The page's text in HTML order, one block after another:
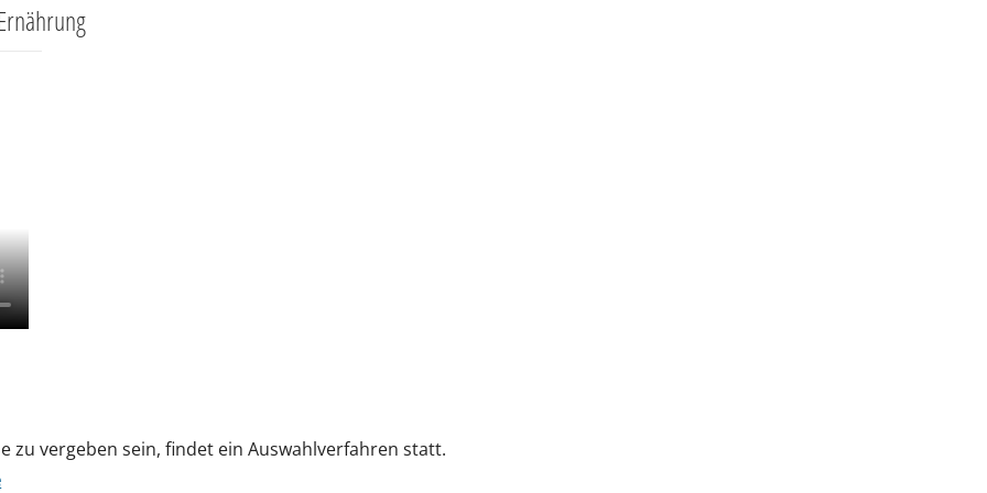
zu vergeben sein, findet ein Auswahlverfahren statt.